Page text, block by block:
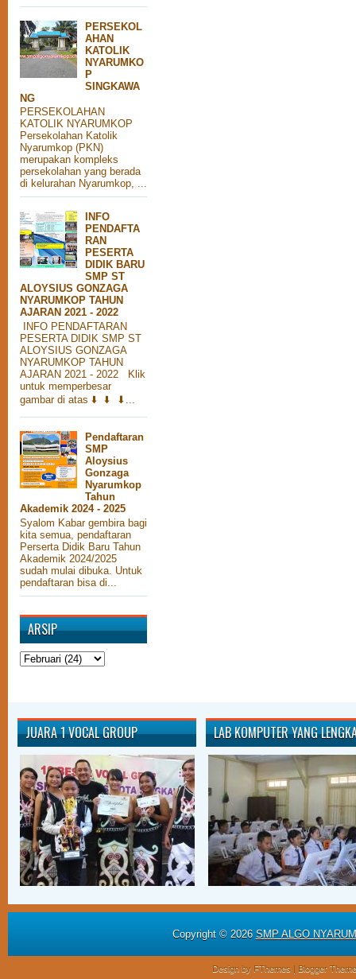
PERSEKOL
AHAN
KATOLIK
NYARUMKO
P
SINGKAWA
NG
PERSEKOLAHAN
KATOLIK NYARUMKOP
Persekolahan Katolik
Nyarumkop (PKN)
merupakan kompleks
persekolahan yang berada
di kelurahan Nyarumkop, ...
INFO
PENDAFTA
RAN
PESERTA
DIDIK BARU
SMP ST
ALOYSIUS GONZAGA
NYARUMKOP TAHUN
AJARAN 2021 - 2022
INFO PENDAFTARAN
PESERTA DIDIK SMP ST
ALOYSIUS GONZAGA
NYARUMKOP TAHUN
AJARAN 2021 - 2022 Klik
untuk memperbesar
gambar di atas ⬇️ ⬇️ ⬇...
Pendaftaran
SMP
Aloysius
Gonzaga
Nyarumkop
Tahun
Akademik 2024 - 2025
Syalom Kabar gembira bagi
kita semua, pendaftaran
Perserta Didik Baru Tahun
Akademik 2024/2025
sudah mulai dibuka. Untuk
pendaftaran bisa di...
ARSIP
JUARA 1 VOCAL GROUP LAB KOMPUTER YANG
Copyright © 2026 SMP ALGO
Design by FThemes | Blogger